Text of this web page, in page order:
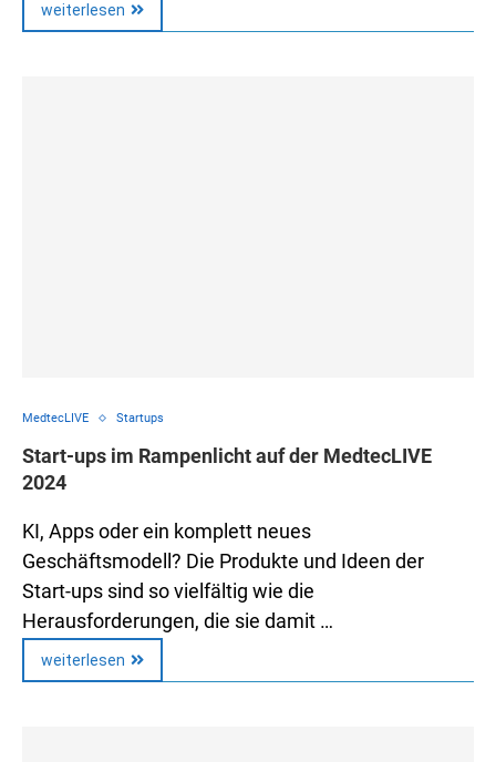
weiterlesen
MedtecLIVE Startups
Start-ups im Rampenlicht auf der MedtecLIVE
2024
KI, Apps oder ein komplett neues
Geschäftsmodell? Die Produkte und Ideen der
Start-ups sind so vielfältig wie die
Herausforderungen, die sie damit …
weiterlesen